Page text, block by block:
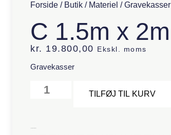
Forside / Butik / Materiel /Gravekasser
C 1.5m x 2m
kr. 19.800,00 Ekskl. moms
Gravekasser
TILFØJ TIL KURV